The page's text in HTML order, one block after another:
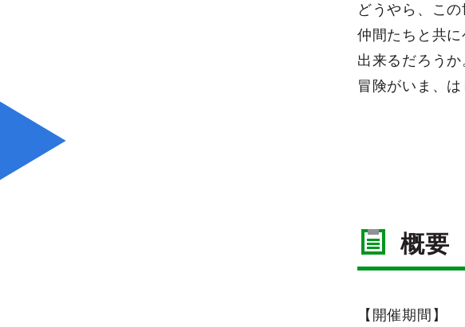
どうやら、こ
仲間たちと共
出来るだろうか
冒険がいま、は
概要
【開催期間】